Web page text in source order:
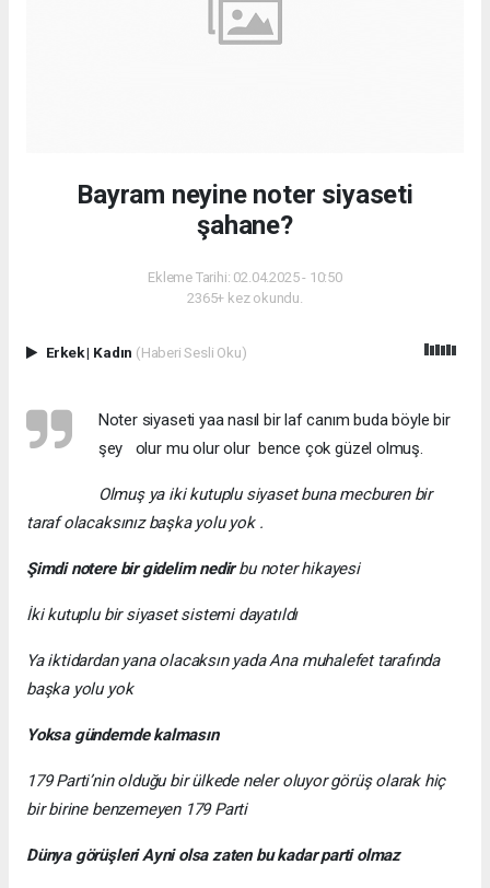
Bayram neyine noter siyaseti
şahane?
Ekleme Tarihi: 02.04.2025 - 10:50
2365+ kez okundu.
Erkek| Kadın (Haberi Sesli Oku)
Noter siyaseti yaa nasıl bir laf canım buda böyle bir
şey olur mu olur olur bence çok güzel olmuş.
Olmuş ya iki kutuplu siyaset buna mecburen bir
taraf olacaksınız başka yolu yok .
Şimdi notere bir gidelim nedirbu noter hikayesi
İki kutuplu bir siyaset sistemi dayatıldı
Ya iktidardan yana olacaksın yada Ana muhalefet tarafında
başka yolu yok
Yoksa gündemde kalmasın
179 Parti’nin olduğu bir ülkede neler oluyor görüş olarak hiç
bir birine benzemeyen 179 Parti
Dünya görüşleri Ayni olsa zaten bu kadar parti olmaz